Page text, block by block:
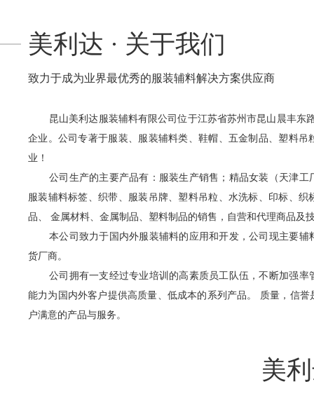
美利达 · 关于我们
致力于成为业界最优秀的服装辅料解决方案供应商
昆山美利达服装辅料有限公司位于江苏省苏州市昆山晨丰东
企业。公司专著于服装、服装辅料类、鞋帽、五金制品、塑料
业！
公司生产的主要产品有：服装生产销售；精品女装（天津
服装辅料标签、织带、服装吊牌、塑料吊粒、水洗标、印标、
品、 金属材料、金属制品、塑料制品的销售，自营和代理商品及
本公司致力于国内外服装辅料的应用和开发，公司现主要
货厂商。
公司拥有一支经过专业培训的高素质员工队伍，不断加强
能力为国内外客户提供高质量、低成本的系列产品。 质量，信
户满意的产品与服务。
美